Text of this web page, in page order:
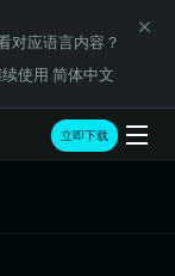
对应语言内容？
使用 简体中文
立即下载